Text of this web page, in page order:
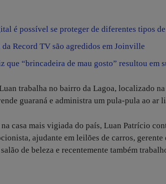
é possível se proteger de diferentes tipos
Record TV são agredidos em Joinville
que “brincadeira de mau gosto” resultou em
trabalha no bairro da Lagoa, localizado
guaraná e administra um pula-pula ao ar
casa mais vigiada do país, Luan Patrício
ajudante em leilões de carros,
de beleza e recentemente também